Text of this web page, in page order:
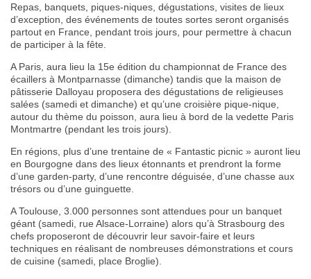
Repas, banquets, piques-niques, dégustations, visites de lieux
d’exception, des événements de toutes sortes seront organisés
partout en France, pendant trois jours, pour permettre à chacun
de participer à la fête.
A Paris, aura lieu la 15e édition du championnat de France des
écaillers à Montparnasse (dimanche) tandis que la maison de
pâtisserie Dalloyau proposera des dégustations de religieuses
salées (samedi et dimanche) et qu’une croisière pique-nique,
autour du thème du poisson, aura lieu à bord de la vedette Paris
Montmartre (pendant les trois jours).
En régions, plus d’une trentaine de « Fantastic picnic » auront lieu
en Bourgogne dans des lieux étonnants et prendront la forme
d’une garden-party, d’une rencontre déguisée, d’une chasse aux
trésors ou d’une guinguette.
A Toulouse, 3.000 personnes sont attendues pour un banquet
géant (samedi, rue Alsace-Lorraine) alors qu’à Strasbourg des
chefs proposeront de découvrir leur savoir-faire et leurs
techniques en réalisant de nombreuses démonstrations et cours
de cuisine (samedi, place Broglie).